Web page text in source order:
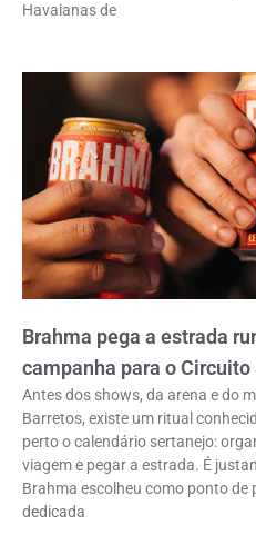
Havaianas de
Brahma pega a estrada
campanha para o
Antes dos shows, da arena e do
Barretos, existe um ritual
perto o calendário sertanejo:
viagem e pegar a estrada. É
Brahma escolheu como ponto
dedicada